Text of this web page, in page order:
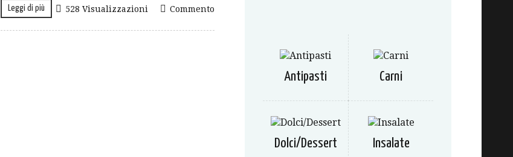
Leggi di più Commento
528 Visualizzazioni
Antipasti Carni
Dolci/Dessert Insalate